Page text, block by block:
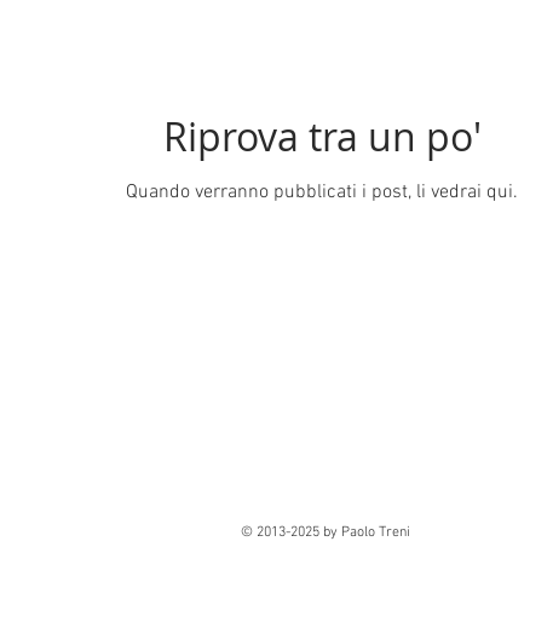
Riprova tra un po'
Quando verranno pubblicati i post, li vedrai qui.
© 2013-2025 by Paolo Treni